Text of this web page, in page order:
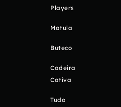
Players
Matula
Buteco
Cadeira
Cativa
Tudo